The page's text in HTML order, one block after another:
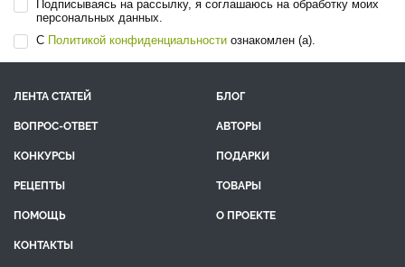
Подписываясь на рассылку, я соглашаюсь на обработку моих
персональных данных.
С Политикой конфиденциальности ознакомлен (а).
ЛЕНТА СТАТЕЙ
БЛОГ
ВОПРОС-ОТВЕТ
АВТОРЫ
КОНКУРСЫ
ПОДАРКИ
РЕЦЕПТЫ
ТОВАРЫ
ПОМОЩЬ
О ПРОЕКТЕ
КОНТАКТЫ